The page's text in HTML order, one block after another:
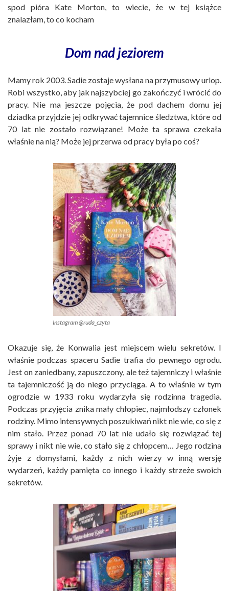
spod pióra Kate Morton, to wiecie, że w tej książce
znalazłam, to co kocham
Dom nad jeziorem
Mamy rok 2003. Sadie zostaje wysłana na przymusowy urlop.
Robi wszystko, aby jak najszybciej go zakończyć i wrócić do
pracy. Nie ma jeszcze pojęcia, że pod dachem domu jej
dziadka przyjdzie jej odkrywać tajemnice śledztwa, które od
70 lat nie zostało rozwiązane! Może ta sprawa czekała
właśnie na nią? Może jej przerwa od pracy była po coś?
Instagram @ruda_czyta
Okazuje się, że Konwalia jest miejscem wielu sekretów. I
właśnie podczas spaceru Sadie trafia do pewnego ogrodu.
Jest on zaniedbany, zapuszczony, ale też tajemniczy i właśnie
ta tajemniczość ją do niego przyciąga. A to właśnie w tym
ogrodzie w 1933 roku wydarzyła się rodzinna tragedia.
Podczas przyjęcia znika mały chłopiec, najmłodszy członek
rodziny. Mimo intensywnych poszukiwań nikt nie wie, co się z
nim stało. Przez ponad 70 lat nie udało się rozwiązać tej
sprawy i nikt nie wie, co stało się z chłopcem… Jego rodzina
żyje z domysłami, każdy z nich wierzy w inną wersję
wydarzeń, każdy pamięta co innego i każdy strzeże swoich
sekretów.